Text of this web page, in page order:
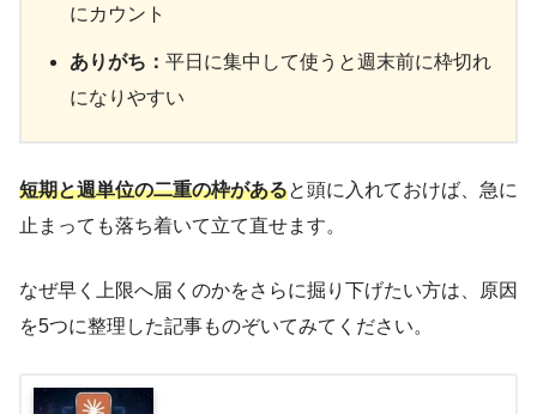
にカウント
ありがち： 平日に集中して使うと週末前に枠切れ
になりやすい
短期と週単位の二重の枠があると頭に入れておけば、急に
止まっても落ち着いて立て直せます。
なぜ早く上限へ届くのかをさらに掘り下げたい方は、原因
を5つに整理した記事ものぞいてみてください。